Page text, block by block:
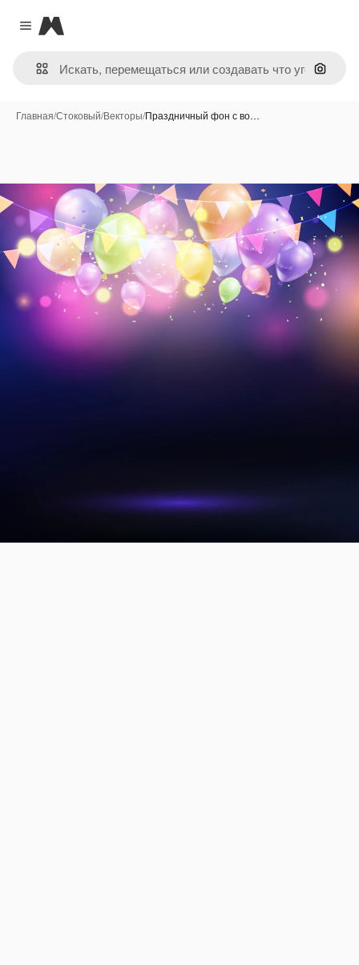
Close menu
Magnific
Поиск
Главная/Стоковый/Векторы/Праздничный фон с во…